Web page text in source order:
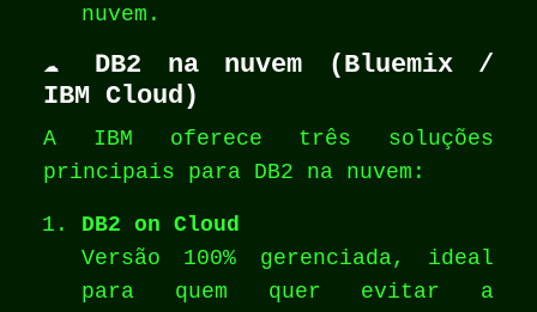
nuvem.
☁️ DB2 na nuvem (Bluemix /
IBM Cloud)
A IBM oferece três soluções
principais para DB2 na nuvem:
DB2 on Cloud
Versão 100% gerenciada, ideal
para quem quer evitar a